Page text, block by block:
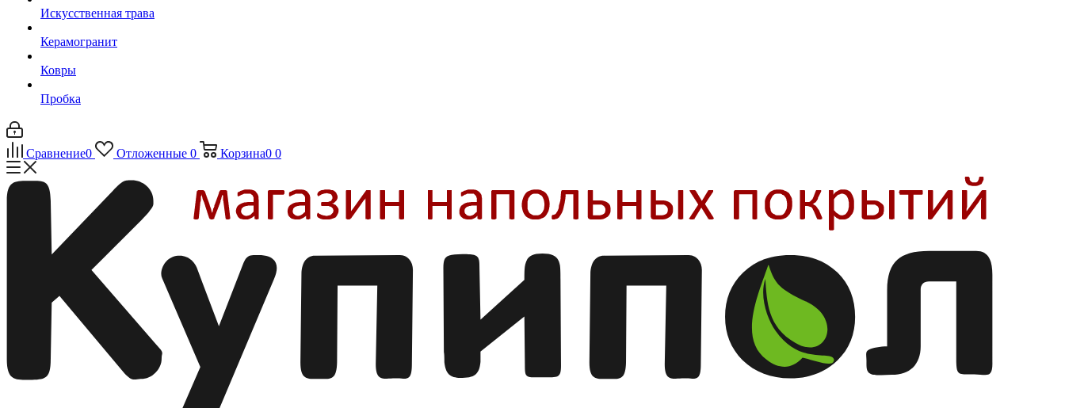
Искусственная трава
Керамогранит
Ковры
Пробка
Сравнение0 Отложенные 0 Корзина0 0